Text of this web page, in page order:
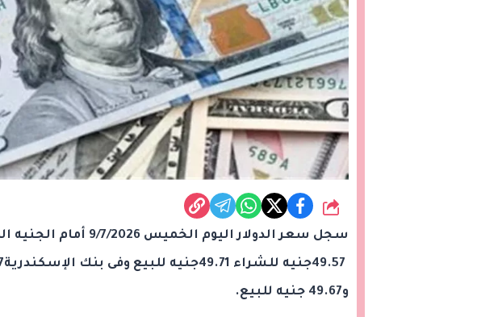
شارك
سجل سعر الدولار اليوم
و49.67 جنيه للبيع.